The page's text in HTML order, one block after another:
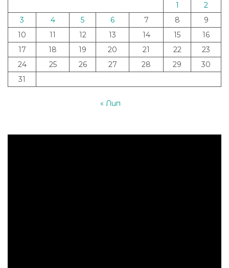
1
2
3
4 5 6 7 8
9
10
11 12 13 14 15
16
17
18 19 20 21 22
23
24
25 26 27 28 29
30
31
« Лип